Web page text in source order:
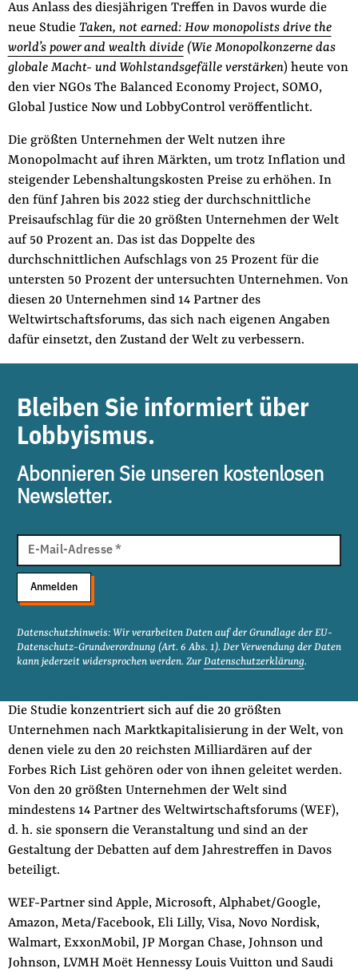
Newsletter
Appelle unterzeichnen
Kontakt
Impressum
Suche
auf
der
Website
Folge Uns
FacebookMastodonBlueskyInstagram
YoutubeLinkedIn
Feed
Aus Anlass des diesjährigen Treffen in Davos wurde die
neue Studie Taken, not earned: How monopolists drive the
world’s power and wealth divide (Wie Monopolkonzerne das
globale Macht- und Wohlstandsgefälle verstärken) heute von
den vier NGOs The Balanced Economy Project, SOMO,
Global Justice Now und LobbyControl veröffentlicht.
Die größten Unternehmen der Welt nutzen ihre
Monopolmacht auf ihren Märkten, um trotz Inflation und
steigender Lebenshaltungskosten Preise zu erhöhen. In
den fünf Jahren bis 2022 stieg der durchschnittliche
Preisaufschlag für die 20 größten Unternehmen der Welt
auf 50 Prozent an. Das ist das Doppelte des
durchschnittlichen Aufschlags von 25 Prozent für die
untersten 50 Prozent der untersuchten Unternehmen. Von
diesen 20 Unternehmen sind 14 Partner des
Weltwirtschaftsforums, das sich nach eigenen Angaben
dafür einsetzt, den Zustand der Welt zu verbessern.
Bleiben Sie informiert über
Lobbyismus.
Abonnieren Sie unseren kostenlosen
Newsletter.
Mail
Adresse
E-Mail-Adresse*
Anmelden
Datenschutzhinweis: Wir verarbeiten Daten auf der Grundlage der EU-
Datenschutz-Grundverordnung (Art. 6 Abs. 1). Der Verwendung der Daten
kann jederzeit widersprochen werden. Zur Datenschutzerklärung.
Die Studie konzentriert sich auf die 20 größten
Unternehmen nach Marktkapitalisierung in der Welt, von
denen viele zu den 20 reichsten Milliardären auf der
Forbes Rich List gehören oder von ihnen geleitet werden.
Von den 20 größten Unternehmen der Welt sind
mindestens 14 Partner des Weltwirtschaftsforums (WEF),
d. h. sie sponsern die Veranstaltung und sind an der
Gestaltung der Debatten auf dem Jahrestreffen in Davos
beteiligt.
WEF-Partner sind Apple, Microsoft, Alphabet/Google,
Amazon, Meta/Facebook, Eli Lilly, Visa, Novo Nordisk,
Walmart, ExxonMobil, JP Morgan Chase, Johnson und
Johnson, LVMH Moët Hennessy Louis Vuitton und Saudi